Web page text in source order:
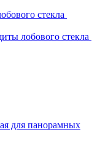
стекла
лобового стекла
для панорамных